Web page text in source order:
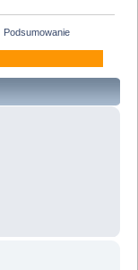
Podsumowanie